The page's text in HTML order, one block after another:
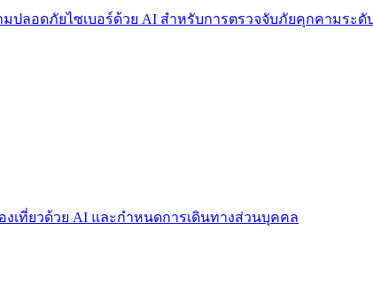
มปลอดภัยไซเบอร์ด้วย AI สำหรับการตรวจจับภัยคุกคามร
งเที่ยวด้วย AI และกำหนดการเดินทางส่วนบุคคล